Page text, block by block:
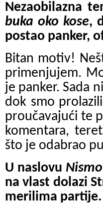
Nezaobilazna
buka oko kose,
postao panker,
Bitan motiv!
primenjujem.
je panker. Sada
dok smo
proučavajući te
komentara,
što je odabrao
U naslovu
na vlast dolazi
merilima partije.